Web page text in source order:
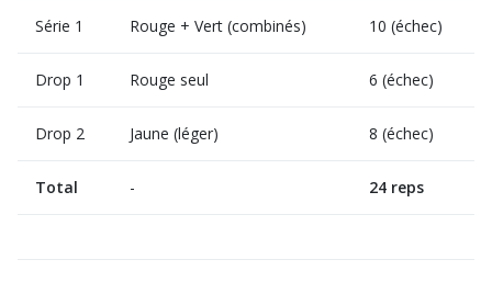
Série 1 Rouge + Vert (combinés) 10 (échec)
Drop 1 Rouge seul 6 (échec)
Drop 2 Jaune (léger) 8 (échec)
Total - 24 reps